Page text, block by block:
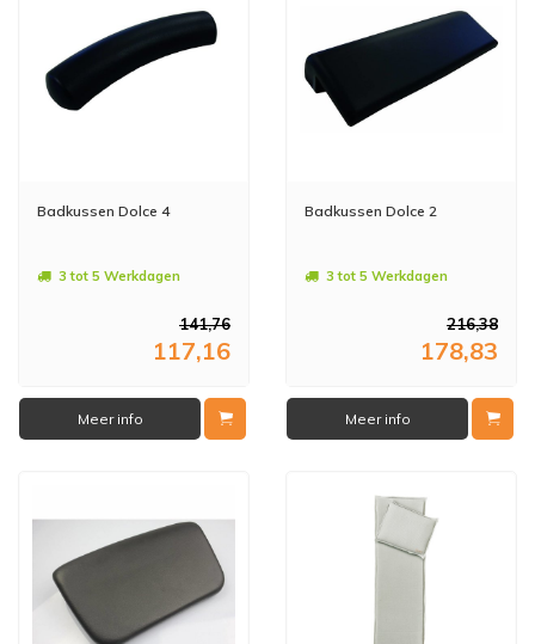
Badkussen Dolce 4
3 tot 5 Werkdagen
141,76
117,16
Meer info
Badkussen Dolce 2
3 tot 5 Werkdagen
216,38
178,83
Meer info